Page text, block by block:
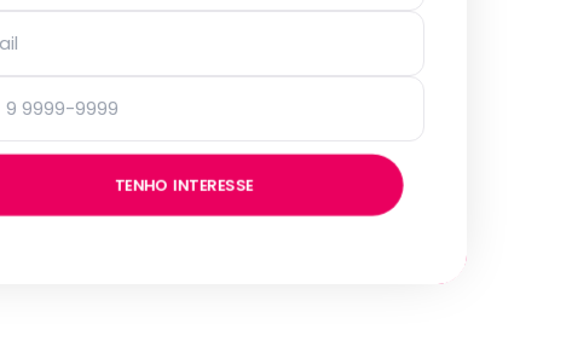
TENHO INTERESSE